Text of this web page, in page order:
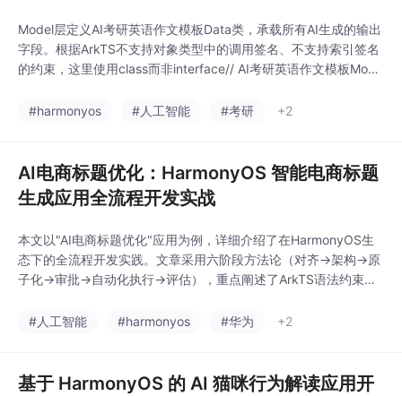
Model层定义AI考研英语作文模板Data类，承载所有AI生成的输出
字段。根据ArkTS不支持对象类型中的调用签名、不支持索引签名
的约束，这里使用class而非interface// AI考研英语作文模板Mode
或string[]等显式类型，避免anyunknown每个字段在声明时赋默
#harmonyos #人工智能 #考研 +2
AI电商标题优化：HarmonyOS 智能电商标题
生成应用全流程开发实战
本文以"AI电商标题优化"应用为例，详细介绍了在HarmonyOS生
态下的全流程开发实践。文章采用六阶段方法论（对齐→架构→原
子化→审批→自动化执行→评估），重点阐述了ArkTS语法约束、
完整的代码示例，展示了从需求分析到架构设计的具体实现过程，
#人工智能 #harmonyos #华为 +2
基于 HarmonyOS 的 AI 猫咪行为解读应用开